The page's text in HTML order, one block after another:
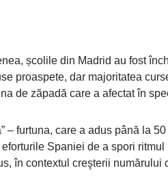
școlile din Madrid au fost
proaspete, dar majoritatea
de zăpadă care a afectat în
– furtuna, care a adus până la
Spaniei de a spori
în contextul creşterii numărului